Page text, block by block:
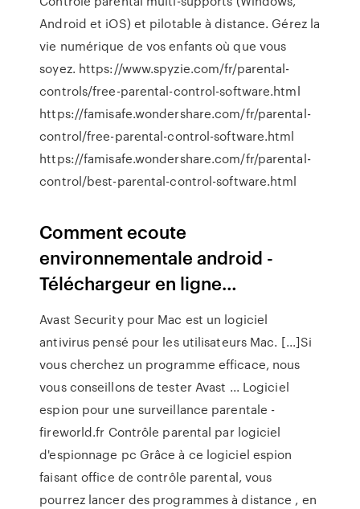
Android et iOS) et pilotable à distance. Gérez la
vie numérique de vos enfants où que vous
soyez. https://www.spyzie.com/fr/parental-
controls/free-parental-control-software.html
https://famisafe.wondershare.com/fr/parental-
control/free-parental-control-software.html
https://famisafe.wondershare.com/fr/parental-
control/best-parental-control-software.html
Comment ecoute
environnementale android -
Téléchargeur en ligne…
Avast Security pour Mac est un logiciel
antivirus pensé pour les utilisateurs Mac. [...]Si
vous cherchez un programme efficace, nous
vous conseillons de tester Avast ... Logiciel
espion pour une surveillance parentale -
fireworld.fr Contrôle parental par logiciel
d'espionnage pc Grâce à ce logiciel espion
faisant office de contrôle parental, vous
pourrez lancer des programmes à distance , en